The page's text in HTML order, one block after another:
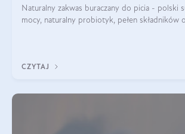
Naturalny zakwas buraczany do picia - polski
mocy, naturalny probiotyk, pełen składników
CZYTAJ